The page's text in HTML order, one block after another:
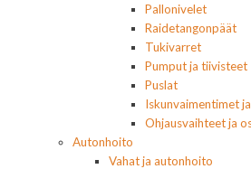
Pallonivelet
Raidetangonpäät
Tukivarret
Pumput ja tiivisteet
Puslat
Iskunvaimentimet
Ohjausvaihteet ja
Autonhoito
Vahat ja autonhoito